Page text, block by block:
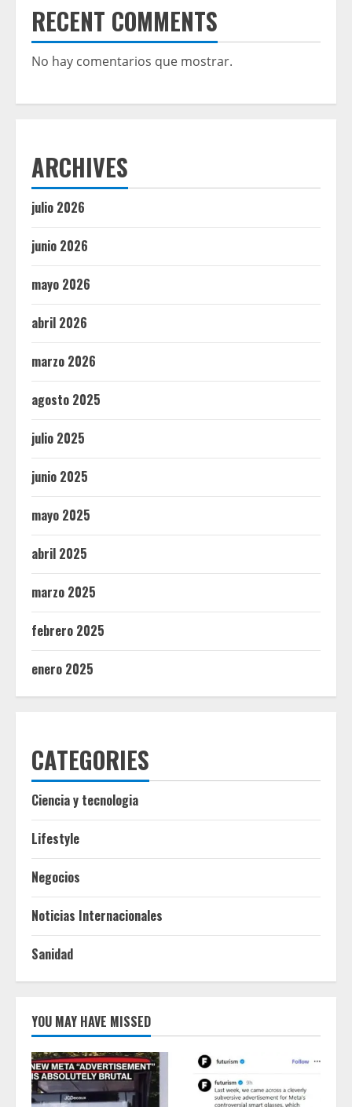
RECENT COMMENTS
No hay comentarios que mostrar.
ARCHIVES
julio 2026
junio 2026
mayo 2026
abril 2026
marzo 2026
agosto 2025
julio 2025
junio 2025
mayo 2025
abril 2025
marzo 2025
febrero 2025
enero 2025
CATEGORIES
Ciencia y tecnologia
Lifestyle
Negocios
Noticias Internacionales
Sanidad
YOU MAY HAVE MISSED